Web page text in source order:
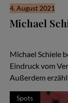
4. August 2021
Michael
Michael Schiele
Eindruck vom
Außerdem
Spots